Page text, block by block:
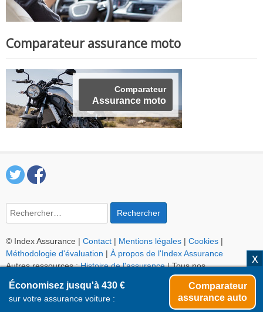
Comparateur assurance moto
Comparateur
Assurance moto
© Index Assurance | Contact | Mentions légales | Cookies |
Méthodologie d'évaluation | À propos de l'Index Assurance
Autres ressources :Histoire de l'assurance| Tous nos
comparateurs :
santé,obsèques
Économisez jusqu'à 430 €
sur votre assurance voiture :
Comparateur
assurance auto